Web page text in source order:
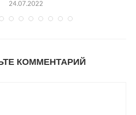
24.07.2022
КОММЕНТАРИЙ